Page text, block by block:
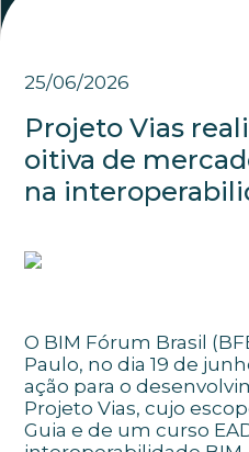
25/06/2026
Projeto Vias
oitiva de
na
O BIM Fórum Brasil
Paulo, no dia 19 de
ação para o
Projeto Vias, cujo
Guia e de um curso